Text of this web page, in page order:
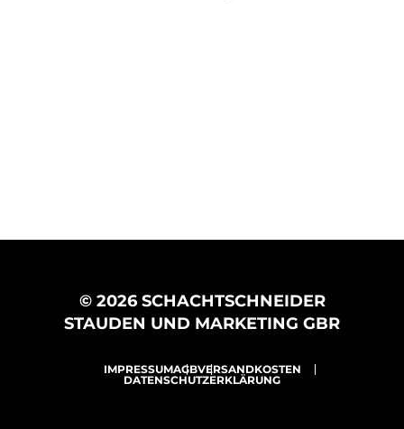
© 2026 SCHACHTSCHNEIDER
STAUDEN UND MARKETING GBR
IMPRESSUMAGBVERSANDKOSTEN
DATENSCHUTZERKLÄRUNG